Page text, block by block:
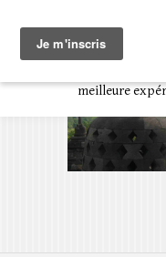
L’art d’être en
l'utilisation de cookies
services adaptés à vos
meilleure